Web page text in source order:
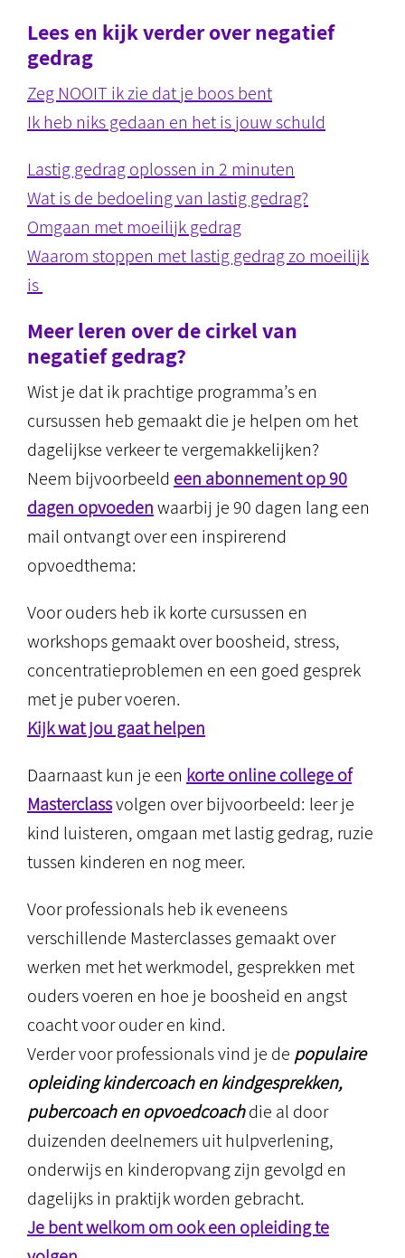
Lees en kijk verder over negatief
gedrag
Zeg NOOIT ik zie dat je boos bent
Ik heb niks gedaan en het is jouw schuld
Lastig gedrag oplossen in 2 minuten
Wat is de bedoeling van lastig gedrag?
Omgaan met moeilijk gedrag
Waarom stoppen met lastig gedrag zo moeilijk
is
Meer leren over de cirkel van
negatief gedrag?
Wist je dat ik prachtige programma’s en
cursussen heb gemaakt die je helpen om het
dagelijkse verkeer te vergemakkelijken?
Neem bijvoorbeeld een abonnement op 90
dagen opvoedenwaarbij je 90 dagen lang een
mail ontvangt over een inspirerend
opvoedthema:
Voor ouders heb ik korte cursussen en
workshops gemaakt over boosheid, stress,
concentratieproblemen en een goed gesprek
met je puber voeren.
Kijk wat jou gaat helpen
Daarnaast kun je een korte online college of
Masterclassvolgen over bijvoorbeeld: leer je
kind luisteren, omgaan met lastig gedrag, ruzie
tussen kinderen en nog meer.
Voor professionals heb ik eveneens
verschillende Masterclasses gemaakt over
werken met het werkmodel, gesprekken met
ouders voeren en hoe je boosheid en angst
coacht voor ouder en kind.
Verder voor professionals vind je de populaire
opleiding kindercoach en kindgesprekken,
pubercoach en opvoedcoachdie al door
duizenden deelnemers uit hulpverlening,
onderwijs en kinderopvang zijn gevolgd en
dagelijks in praktijk worden gebracht.
Je bent welkom om ook een opleiding te